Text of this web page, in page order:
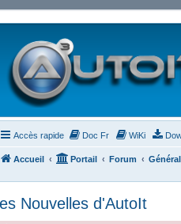
Accès rapide Doc Fr WiKi
Accueil Portail Forum Général
Nouvelles d'AutoIt